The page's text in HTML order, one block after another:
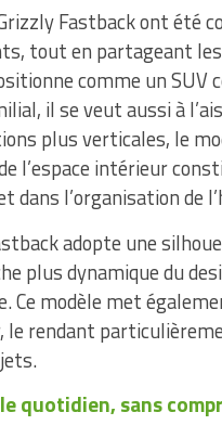
Fastback ont été
tout en partageant
comme un
il se veut aussi à
plus verticales, le
l’espace intérieur
l’organisation de
adopte une
plus dynamique du
modèle met
le rendant
quotidien, sans